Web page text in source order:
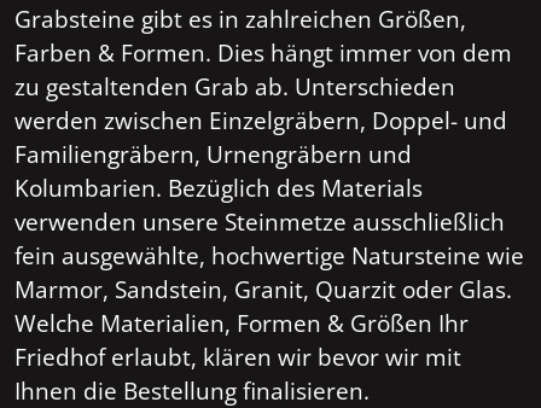
Grabsteine gibt es in zahlreichen Größen,
Farben & Formen. Dies hängt immer von dem
zu gestaltenden Grab ab. Unterschieden
werden zwischen Einzelgräbern, Doppel- und
Familiengräbern, Urnengräbern und
Kolumbarien. Bezüglich des Materials
verwenden unsere Steinmetze ausschließlich
fein ausgewählte, hochwertige Natursteine wie
Marmor, Sandstein, Granit, Quarzit oder Glas.
Welche Materialien, Formen & Größen Ihr
Friedhof erlaubt, klären wir bevor wir mit
Ihnen die Bestellung finalisieren.